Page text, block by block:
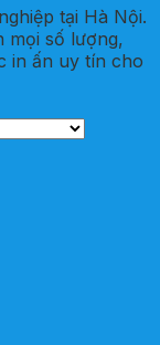
tại Hà Nội.
mọi số lượng,
in ấn uy tín cho